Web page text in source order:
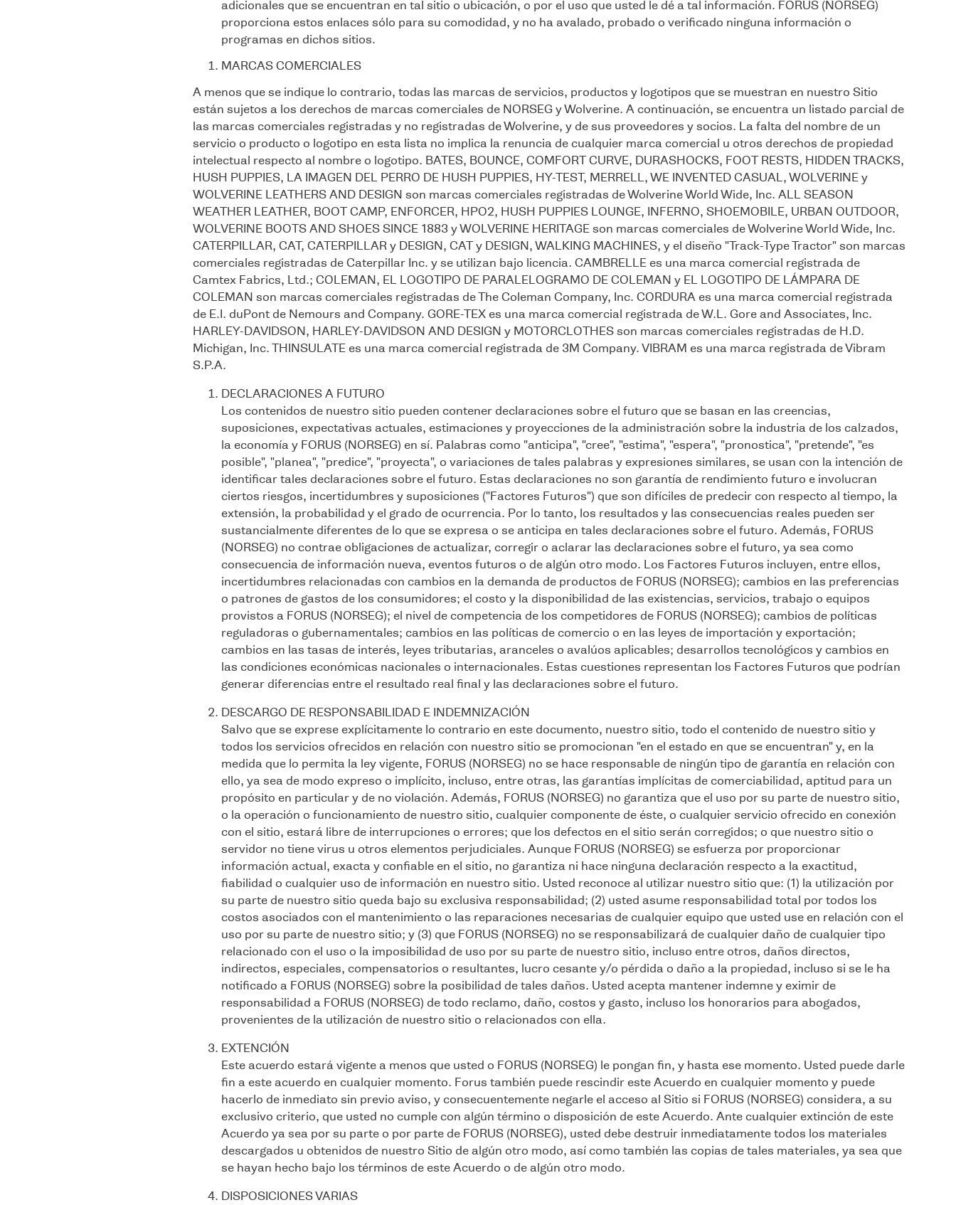
adicionales que se encuentran en tal sitio o ubicación, o por el uso que usted le dé a tal información. FORUS (NORSEG)
proporciona estos enlaces sólo para su comodidad, y no ha avalado, probado o verificado ninguna información o
programas en dichos sitios.
MARCAS COMERCIALES
A menos que se indique lo contrario, todas las marcas de servicios, productos y logotipos que se muestran en nuestro Sitio
están sujetos a los derechos de marcas comerciales de NORSEG y Wolverine. A continuación, se encuentra un listado parcial de
las marcas comerciales registradas y no registradas de Wolverine, y de sus proveedores y socios. La falta del nombre de un
servicio o producto o logotipo en esta lista no implica la renuncia de cualquier marca comercial u otros derechos de propiedad
intelectual respecto al nombre o logotipo. BATES, BOUNCE, COMFORT CURVE, DURASHOCKS, FOOT RESTS, HIDDEN TRACKS,
HUSH PUPPIES, LA IMAGEN DEL PERRO DE HUSH PUPPIES, HY-TEST, MERRELL, WE INVENTED CASUAL, WOLVERINE y
WOLVERINE LEATHERS AND DESIGN son marcas comerciales registradas de Wolverine World Wide, Inc. ALL SEASON
WEATHER LEATHER, BOOT CAMP, ENFORCER, HPO2, HUSH PUPPIES LOUNGE, INFERNO, SHOEMOBILE, URBAN OUTDOOR,
WOLVERINE BOOTS AND SHOES SINCE 1883 y WOLVERINE HERITAGE son marcas comerciales de Wolverine World Wide, Inc.
CATERPILLAR, CAT, CATERPILLAR y DESIGN, CAT y DESIGN, WALKING MACHINES, y el diseño "Track-Type Tractor" son marcas
comerciales registradas de Caterpillar Inc. y se utilizan bajo licencia. CAMBRELLE es una marca comercial registrada de
Camtex Fabrics, Ltd.; COLEMAN, EL LOGOTIPO DE PARALELOGRAMO DE COLEMAN y EL LOGOTIPO DE LÁMPARA DE
COLEMAN son marcas comerciales registradas de The Coleman Company, Inc. CORDURA es una marca comercial registrada
de E.I. duPont de Nemours and Company. GORE-TEX es una marca comercial registrada de W.L. Gore and Associates, Inc.
HARLEY-DAVIDSON, HARLEY-DAVIDSON AND DESIGN y MOTORCLOTHES son marcas comerciales registradas de H.D.
Michigan, Inc. THINSULATE es una marca comercial registrada de 3M Company. VIBRAM es una marca registrada de Vibram
S.P.A.
DECLARACIONES A FUTURO
Los contenidos de nuestro sitio pueden contener declaraciones sobre el futuro que se basan en las creencias,
suposiciones, expectativas actuales, estimaciones y proyecciones de la administración sobre la industria de los calzados,
la economía y FORUS (NORSEG) en sí. Palabras como "anticipa", "cree", "estima", "espera", "pronostica", "pretende", "es
posible", "planea", "predice", "proyecta", o variaciones de tales palabras y expresiones similares, se usan con la intención de
identificar tales declaraciones sobre el futuro. Estas declaraciones no son garantía de rendimiento futuro e involucran
ciertos riesgos, incertidumbres y suposiciones ("Factores Futuros") que son difíciles de predecir con respecto al tiempo, la
extensión, la probabilidad y el grado de ocurrencia. Por lo tanto, los resultados y las consecuencias reales pueden ser
sustancialmente diferentes de lo que se expresa o se anticipa en tales declaraciones sobre el futuro. Además, FORUS
(NORSEG) no contrae obligaciones de actualizar, corregir o aclarar las declaraciones sobre el futuro, ya sea como
consecuencia de información nueva, eventos futuros o de algún otro modo. Los Factores Futuros incluyen, entre ellos,
incertidumbres relacionadas con cambios en la demanda de productos de FORUS (NORSEG); cambios en las preferencias
o patrones de gastos de los consumidores; el costo y la disponibilidad de las existencias, servicios, trabajo o equipos
provistos a FORUS (NORSEG); el nivel de competencia de los competidores de FORUS (NORSEG); cambios de políticas
reguladoras o gubernamentales; cambios en las políticas de comercio o en las leyes de importación y exportación;
cambios en las tasas de interés, leyes tributarias, aranceles o avalúos aplicables; desarrollos tecnológicos y cambios en
las condiciones económicas nacionales o internacionales. Estas cuestiones representan los Factores Futuros que podrían
generar diferencias entre el resultado real final y las declaraciones sobre el futuro.
DESCARGO DE RESPONSABILIDAD E INDEMNIZACIÓN
Salvo que se exprese explícitamente lo contrario en este documento, nuestro sitio, todo el contenido de nuestro sitio y
todos los servicios ofrecidos en relación con nuestro sitio se promocionan "en el estado en que se encuentran" y, en la
medida que lo permita la ley vigente, FORUS (NORSEG) no se hace responsable de ningún tipo de garantía en relación con
ello, ya sea de modo expreso o implícito, incluso, entre otras, las garantías implícitas de comerciabilidad, aptitud para un
propósito en particular y de no violación. Además, FORUS (NORSEG) no garantiza que el uso por su parte de nuestro sitio,
o la operación o funcionamiento de nuestro sitio, cualquier componente de éste, o cualquier servicio ofrecido en conexión
con el sitio, estará libre de interrupciones o errores; que los defectos en el sitio serán corregidos; o que nuestro sitio o
servidor no tiene virus u otros elementos perjudiciales. Aunque FORUS (NORSEG) se esfuerza por proporcionar
información actual, exacta y confiable en el sitio, no garantiza ni hace ninguna declaración respecto a la exactitud,
fiabilidad o cualquier uso de información en nuestro sitio. Usted reconoce al utilizar nuestro sitio que: (1) la utilización por
su parte de nuestro sitio queda bajo su exclusiva responsabilidad; (2) usted asume responsabilidad total por todos los
costos asociados con el mantenimiento o las reparaciones necesarias de cualquier equipo que usted use en relación con el
uso por su parte de nuestro sitio; y (3) que FORUS (NORSEG) no se responsabilizará de cualquier daño de cualquier tipo
relacionado con el uso o la imposibilidad de uso por su parte de nuestro sitio, incluso entre otros, daños directos,
indirectos, especiales, compensatorios o resultantes, lucro cesante y/o pérdida o daño a la propiedad, incluso si se le ha
notificado a FORUS (NORSEG) sobre la posibilidad de tales daños. Usted acepta mantener indemne y eximir de
responsabilidad a FORUS (NORSEG) de todo reclamo, daño, costos y gasto, incluso los honorarios para abogados,
provenientes de la utilización de nuestro sitio o relacionados con ella.
EXTENCIÓN
Este acuerdo estará vigente a menos que usted o FORUS (NORSEG) le pongan fin, y hasta ese momento. Usted puede darle
fin a este acuerdo en cualquier momento. Forus también puede rescindir este Acuerdo en cualquier momento y puede
hacerlo de inmediato sin previo aviso, y consecuentemente negarle el acceso al Sitio si FORUS (NORSEG) considera, a su
exclusivo criterio, que usted no cumple con algún término o disposición de este Acuerdo. Ante cualquier extinción de este
Acuerdo ya sea por su parte o por parte de FORUS (NORSEG), usted debe destruir inmediatamente todos los materiales
descargados u obtenidos de nuestro Sitio de algún otro modo, así como también las copias de tales materiales, ya sea que
se hayan hecho bajo los términos de este Acuerdo o de algún otro modo.
DISPOSICIONES VARIAS